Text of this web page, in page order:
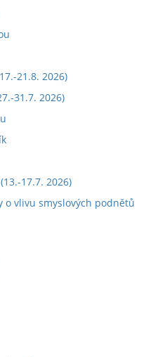
21.8. 2026)
31.7. 2026)
17.7. 2026)
o vlivu smyslových podnětů